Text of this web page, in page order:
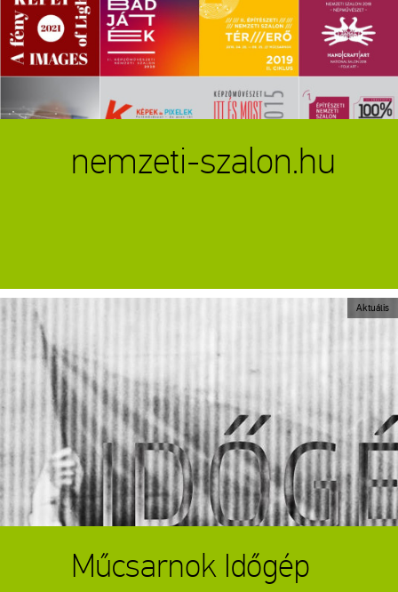
nemzeti-szalon.hu
Műcsarnok Időgép
Aktuális